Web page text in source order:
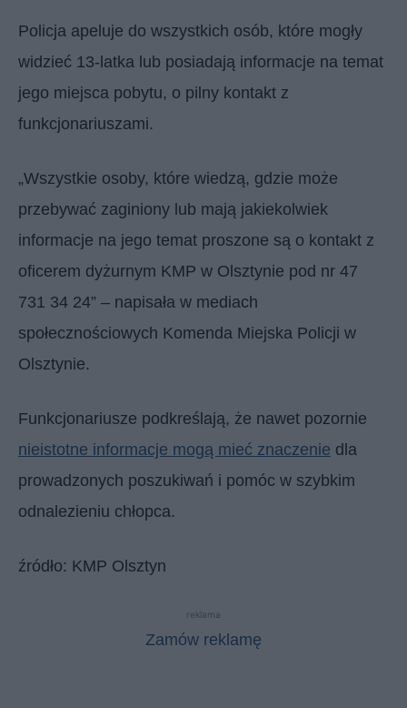
Policja apeluje do wszystkich osób, które mogły
widzieć 13-latka lub posiadają informacje na temat
jego miejsca pobytu, o pilny kontakt z
funkcjonariuszami.
„Wszystkie osoby, które wiedzą, gdzie może
przebywać zaginiony lub mają jakiekolwiek
informacje na jego temat proszone są o kontakt z
oficerem dyżurnym KMP w Olsztynie pod nr 47
731 34 24” – napisała w mediach
społecznościowych Komenda Miejska Policji w
Olsztynie.
Funkcjonariusze podkreślają, że nawet pozornie
nieistotne informacje mogą mieć znaczenie dla
prowadzonych poszukiwań i pomóc w szybkim
odnalezieniu chłopca.
źródło: KMP Olsztyn
reklama
Zamów reklamę